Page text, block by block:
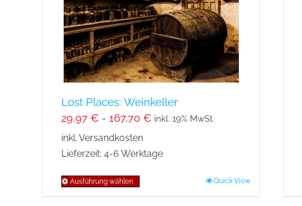
Lost Places: Weinkeller
29,97 € - 167,70 € inkl. 19% MwSt.
inkl. Versandkosten
Lieferzeit: 4-6 Werktage
Ausführung wählen Quick View